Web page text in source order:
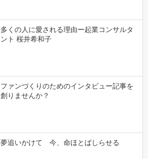
多くの人に愛される理由ー起業コンサルタ
ント 桜井希和子
ファンづくりのためのインタビュー記事を
創りませんか？
夢追いかけて 今、命ほとばしらせる